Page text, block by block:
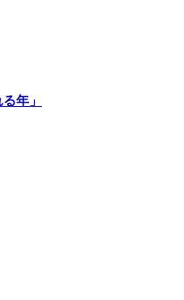
年」